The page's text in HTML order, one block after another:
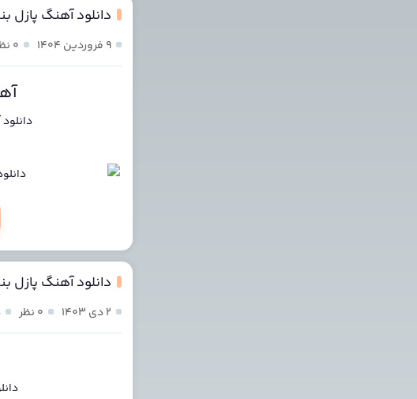
دانلود آهنگ پازل
۹ فروردین ۱۴۰۴ ۰ نظر
دانلود آهنگ پازل
۲ دی ۱۴۰۳ ۰ نظر